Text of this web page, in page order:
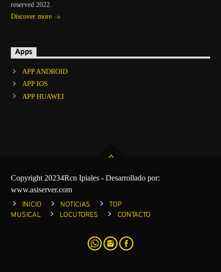
reserved 2022.
Discover more
Apps
APP ANDROID
APP IOS
APP HUAWEI
Copyright 20234Rcn Ipiales - Desarrollado por:
www.asiserver.com
INICIO NOTICIAS
TOP
MUSICAL
LOCUTORES CONTACTO